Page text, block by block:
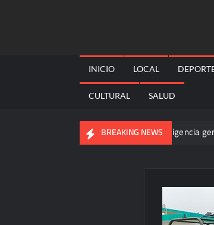
INICIO LOCAL
CULTURAL SALUD
BREAKING NEWS
Buscan prohibir la exigencia